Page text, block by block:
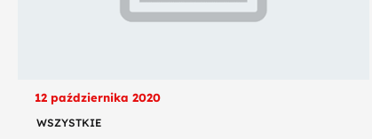
12 października 2020
WSZYSTKIE